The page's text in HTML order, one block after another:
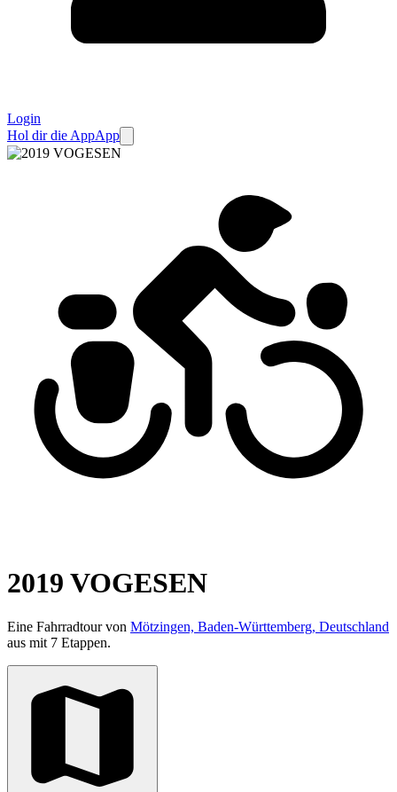
Login
Hol dir die AppApp
2019 VOGESEN
Eine Fahrradtour von Mötzingen, Baden-Württemberg, Deutschland
aus mit 7 Etappen.